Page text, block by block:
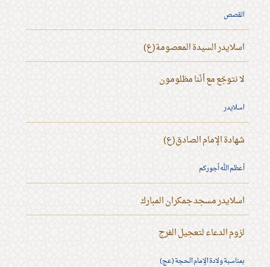
القصص
اسلايدر السيدة المعصومة(ع)
لا نتوجّع مع أنّنا مظلومون
اسلايدر
شهادة الإمام الصادق(ع)
أعظم الله أجوركم
اسلايدر مسجد جمكران المبارك
لزوم الدعاء لتعجيل الفرج
بمناسبة ولادة الإمام الحجة (عج)